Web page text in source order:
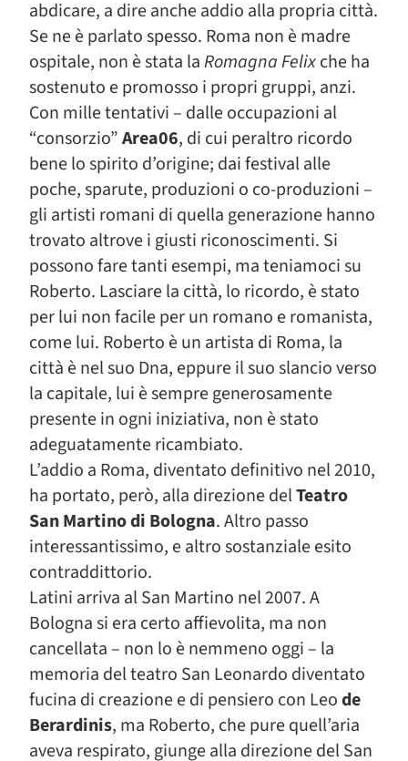
abdicare, a dire anche addio alla propria città.
Se ne è parlato spesso. Roma non è madre
ospitale, non è stata laRomagna Felixche ha
sostenuto e promosso i propri gruppi, anzi.
Con mille tentativi – dalle occupazioni al
“consorzio”Area06, di cui peraltro ricordo
bene lo spirito d’origine; dai festival alle
poche, sparute, produzioni o co-produzioni –
gli artisti romani di quella generazione hanno
trovato altrove i giusti riconoscimenti. Si
possono fare tanti esempi, ma teniamoci su
Roberto. Lasciare la città, lo ricordo, è stato
per lui non facile per un romano e romanista,
come lui. Roberto è un artista di Roma, la
città è nel suo Dna, eppure il suo slancio verso
la capitale, lui è sempre generosamente
presente in ogni iniziativa, non è stato
adeguatamente ricambiato.
L’addio a Roma, diventato definitivo nel 2010,
ha portato, però, alla direzione delTeatro
San Martino di Bologna. Altro passo
interessantissimo, e altro sostanziale esito
contraddittorio.
Latini arriva al San Martino nel 2007. A
Bologna si era certo affievolita, ma non
cancellata – non lo è nemmeno oggi – la
memoria del teatro San Leonardo diventato
fucina di creazione e di pensiero con Leode
Berardinis, ma Roberto, che pure quell’aria
aveva respirato, giunge alla direzione del San